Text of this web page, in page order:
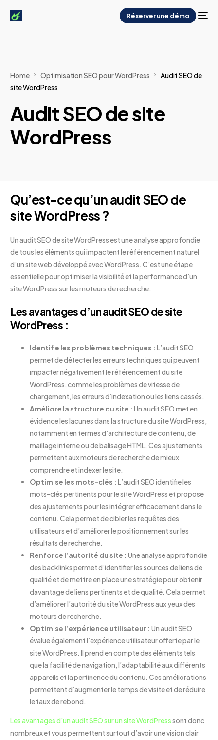
Réserver une démo
Home Optimisation SEO pour WordPress
Audit SEO de
site WordPress
Audit SEO de site
WordPress
Qu’est-ce qu’un audit SEO de
site WordPress ?
Un audit SEO de site WordPress est une analyse approfondie
de tous les éléments qui impactent le référencement naturel
d’un site web développé avec WordPress. C’est une étape
essentielle pour optimiser la visibilité et la performance d’un
site WordPress sur les moteurs de recherche.
Les avantages d’un audit SEO de site
WordPress :
Identifie les problèmes techniques : L’audit SEO
permet de détecter les erreurs techniques qui peuvent
impacter négativement le référencement du site
WordPress, comme les problèmes de vitesse de
chargement, les erreurs d’indexation ou les liens cassés.
Améliore la structure du site : Un audit SEO met en
évidence les lacunes dans la structure du site WordPress,
notamment en termes d’architecture de contenu, de
maillage interne ou de balisage HTML. Ces ajustements
permettent aux moteurs de recherche de mieux
comprendre et indexer le site.
Optimise les mots-clés : L’audit SEO identifie les
mots-clés pertinents pour le site WordPress et propose
des ajustements pour les intégrer efficacement dans le
contenu. Cela permet de cibler les requêtes des
utilisateurs et d’améliorer le positionnement sur les
résultats de recherche.
Renforce l’autorité du site : Une analyse approfondie
des backlinks permet d’identifier les sources de liens de
qualité et de mettre en place une stratégie pour obtenir
davantage de liens pertinents et de qualité. Cela permet
d’améliorer l’autorité du site WordPress aux yeux des
moteurs de recherche.
Optimise l’expérience utilisateur : Un audit SEO
évalue également l’expérience utilisateur offerte par le
site WordPress. Il prend en compte des éléments tels
que la facilité de navigation, l’adaptabilité aux différents
appareils et la pertinence du contenu. Ces améliorations
permettent d’augmenter le temps de visite et de réduire
le taux de rebond.
Les avantages d’un audit SEO sur un site WordPresssont donc
nombreux et vous permettent surtout d’avoir une vision clair